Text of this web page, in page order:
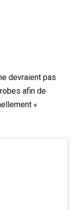
devraient pas
afin de
«